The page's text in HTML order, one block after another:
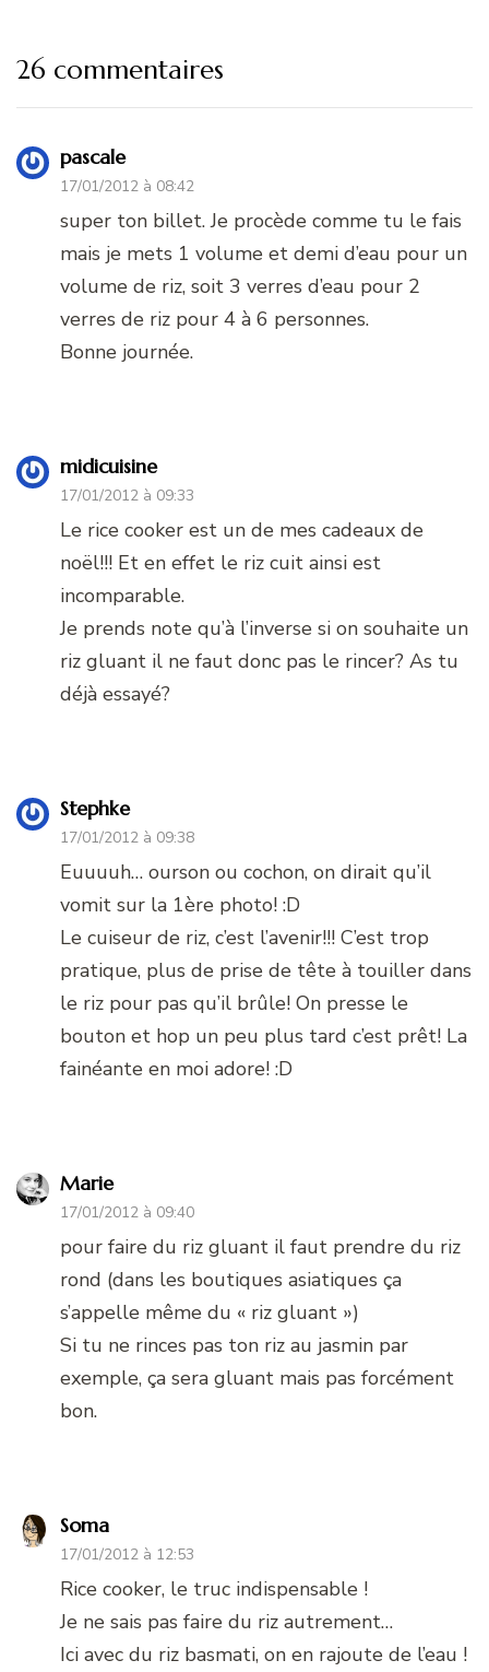
26 commentaires
pascale
17/01/2012 à 08:42
super ton billet. Je procède comme tu le fais
mais je mets 1 volume et demi d’eau pour un
volume de riz, soit 3 verres d’eau pour 2
verres de riz pour 4 à 6 personnes.
Bonne journée.
midicuisine
17/01/2012 à 09:33
Le rice cooker est un de mes cadeaux de
noël!!! Et en effet le riz cuit ainsi est
incomparable.
Je prends note qu’à l’inverse si on souhaite un
riz gluant il ne faut donc pas le rincer? As tu
déjà essayé?
Stephke
17/01/2012 à 09:38
Euuuuh… ourson ou cochon, on dirait qu’il
vomit sur la 1ère photo! :D
Le cuiseur de riz, c’est l’avenir!!! C’est trop
pratique, plus de prise de tête à touiller dans
le riz pour pas qu’il brûle! On presse le
bouton et hop un peu plus tard c’est prêt! La
fainéante en moi adore! :D
Marie
17/01/2012 à 09:40
pour faire du riz gluant il faut prendre du riz
rond (dans les boutiques asiatiques ça
s’appelle même du « riz gluant »)
Si tu ne rinces pas ton riz au jasmin par
exemple, ça sera gluant mais pas forcément
bon.
Soma
17/01/2012 à 12:53
Rice cooker, le truc indispensable !
Je ne sais pas faire du riz autrement…
Ici avec du riz basmati, on en rajoute de l’eau !